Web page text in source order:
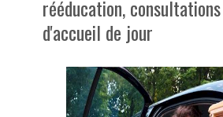
rééducation,
d'accueil de jour